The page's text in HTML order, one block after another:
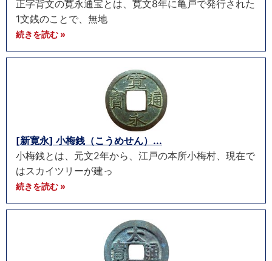
正字背文の寛永通宝とは、寛文8年に亀戸で発行された
1文銭のことで、無地
続きを読む »
[新寛永] 小梅銭（こうめせん）...
小梅銭とは、元文2年から、江戸の本所小梅村、現在で
はスカイツリーが建っ
続きを読む »